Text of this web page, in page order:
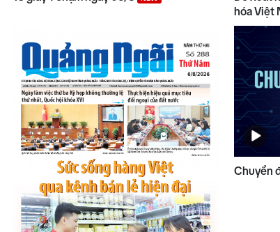
hóa Việt
Chuyển